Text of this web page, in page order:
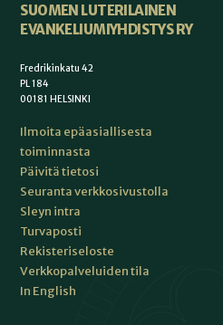
SUOMEN LUTERILAINEN
EVANKELIUMIYHDISTYS RY
Fredrikinkatu 42
PL 184
00181 HELSINKI
Ilmoita epäasiallisesta
toiminnasta
Päivitä tietosi
Seuranta verkkosivustolla
Sleyn intra
Turvaposti
Rekisteriseloste
Verkkopalveluiden tila
In English